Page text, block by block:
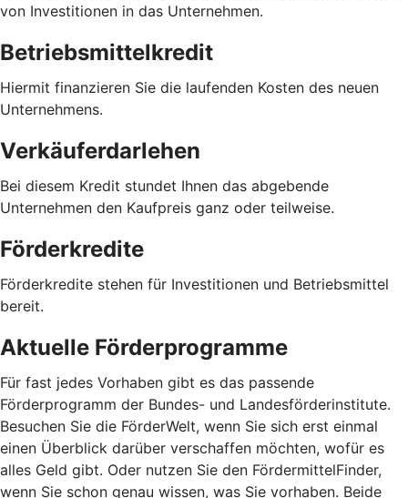
von Investitionen in das Unternehmen.
Betriebsmittelkredit
Hiermit finanzieren Sie die laufenden Kosten des neuen
Unternehmens.
Verkäuferdarlehen
Bei diesem Kredit stundet Ihnen das abgebende
Unternehmen den Kaufpreis ganz oder teilweise.
Förderkredite
Förderkredite stehen für Investitionen und Betriebsmittel
bereit.
Aktuelle Förderprogramme
Für fast jedes Vorhaben gibt es das passende
Förderprogramm der Bundes- und Landesförderinstitute.
Besuchen Sie die FörderWelt, wenn Sie sich erst einmal
einen Überblick darüber verschaffen möchten, wofür es
alles Geld gibt. Oder nutzen Sie den FördermittelFinder,
wenn Sie schon genau wissen, was Sie vorhaben. Beide